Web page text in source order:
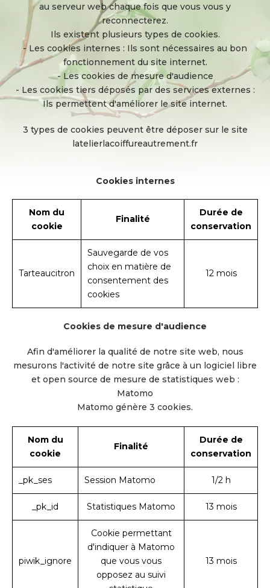
au serveur web chaque fois que vous vous y
reconnecterez.
Ils existent plusieurs types de cookies.
- Les cookies internes : Ils sont nécessaires au bon
fonctionnement du site internet.
- Les cookies de mesure d'audience
- Les cookies tiers déposés par des services externes :
Ils permettent d'améliorer le site internet.
3 types de cookies peuvent être déposer sur le site
latelierlacoiffureautrement.fr
Cookies internes
Nom du
cookie
Finalité
Durée de
conservation
Tarteaucitron
Sauvegarde de vos
choix en matière de
consentement des
cookies
12 mois
Cookies de mesure d'audience
Afin d'améliorer la qualité de notre site web, nous
mesurons l'activité de notre site grâce à un logiciel libre
et open source de mesure de statistiques web :
Matomo
Matomo génère 3 cookies.
Nom du
cookie
Finalité
Durée de
conservation
_pk_ses Session Matomo 1/2 h
_pk_id Statistiques Matomo 13 mois
piwik_ignore
Cookie permettant
d'indiquer à Matomo
que vous vous
opposez au suivi
13 mois